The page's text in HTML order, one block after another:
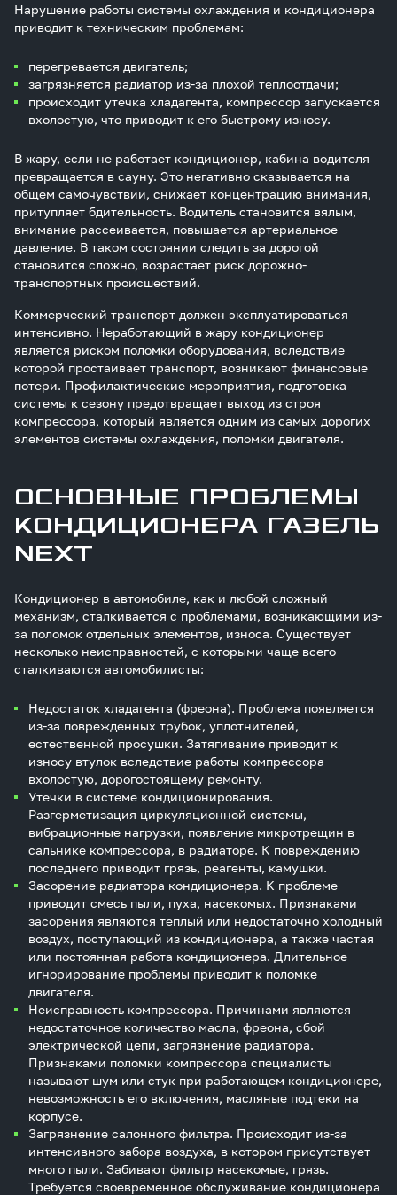
Нарушение работы системы охлаждения и кондиционера
приводит к техническим проблемам:
перегревается двигатель;
загрязняется радиатор из-за плохой теплоотдачи;
происходит утечка хладагента, компрессор запускается
вхолостую, что приводит к его быстрому износу.
В жару, если не работает кондиционер, кабина водителя
превращается в сауну. Это негативно сказывается на
общем самочувствии, снижает концентрацию внимания,
притупляет бдительность. Водитель становится вялым,
внимание рассеивается, повышается артериальное
давление. В таком состоянии следить за дорогой
становится сложно, возрастает риск дорожно-
транспортных происшествий.
Коммерческий транспорт должен эксплуатироваться
интенсивно. Неработающий в жару кондиционер
является риском поломки оборудования, вследствие
которой простаивает транспорт, возникают финансовые
потери. Профилактические мероприятия, подготовка
системы к сезону предотвращает выход из строя
компрессора, который является одним из самых дорогих
элементов системы охлаждения, поломки двигателя.
ОСНОВНЫЕ ПРОБЛЕМЫ
КОНДИЦИОНЕРА ГАЗЕЛЬ
NEXT
Кондиционер в автомобиле, как и любой сложный
механизм, сталкивается с проблемами, возникающими из-
за поломок отдельных элементов, износа. Существует
несколько неисправностей, с которыми чаще всего
сталкиваются автомобилисты:
Недостаток хладагента (фреона). Проблема появляется
из-за поврежденных трубок, уплотнителей,
естественной просушки. Затягивание приводит к
износу втулок вследствие работы компрессора
вхолостую, дорогостоящему ремонту.
Утечки в системе кондиционирования.
Разгерметизация циркуляционной системы,
вибрационные нагрузки, появление микротрещин в
сальнике компрессора, в радиаторе. К повреждению
последнего приводит грязь, реагенты, камушки.
Засорение радиатора кондиционера. К проблеме
приводит смесь пыли, пуха, насекомых. Признаками
засорения являются теплый или недостаточно холодный
воздух, поступающий из кондиционера, а также частая
или постоянная работа кондиционера. Длительное
игнорирование проблемы приводит к поломке
двигателя.
Неисправность компрессора. Причинами являются
недостаточное количество масла, фреона, сбой
электрической цепи, загрязнение радиатора.
Признаками поломки компрессора специалисты
называют шум или стук при работающем кондиционере,
невозможность его включения, масляные подтеки на
корпусе.
Загрязнение салонного фильтра. Происходит из-за
интенсивного забора воздуха, в котором присутствует
много пыли. Забивают фильтр насекомые, грязь.
Требуется своевременное обслуживание кондиционера